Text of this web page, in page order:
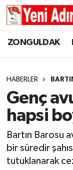
ZONGULDAK
HABERLER
Genç
hapsi
Bartın Barosu
bir süredir
tutuklanarak
GÜNCEL
SİYASET
RESMİ
GENEL
SPOR
SİYASET
Zonguldak
Süper Lig
Tüm
Son
Haber